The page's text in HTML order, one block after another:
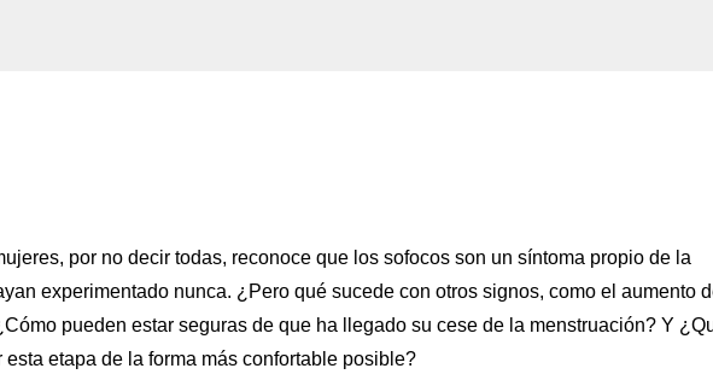
por no decir todas, reconoce que los sofocos son un síntoma propio de la
experimentado nunca. ¿Pero qué sucede con otros signos, como el aumento
pueden estar seguras de que ha llegado su cese de la menstruación? Y
etapa de la forma más confortable posible?